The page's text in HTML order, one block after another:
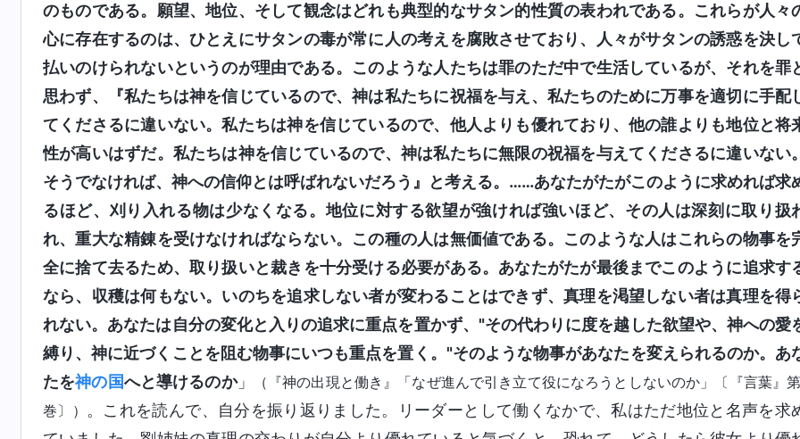
のものである。願望、地位、そして観念はどれも典型的なサタン的性質の表われである。これらが人々
心に存在するのは、ひとえにサタンの毒が常に人の考えを腐敗させており、人々がサタンの誘惑を決し
払いのけられないというのが理由である。このような人たちは罪のただ中で生活しているが、それを罪
思わず、『私たちは神を信じているので、神は私たちに祝福を与え、私たちのために万事を適切に手配
てくださるに違いない。私たちは神を信じているので、他人よりも優れており、他の誰よりも地位と将
性が高いはずだ。私たちは神を信じているので、神は私たちに無限の祝福を与えてくださるに違いない。
そうでなければ、神への信仰とは呼ばれないだろう』と考える。……あなたがたがこのように求めれば求
るほど、刈り入れる物は少なくなる。地位に対する欲望が強ければ強いほど、その人は深刻に取り扱
れ、重大な精錬を受けなければならない。この種の人は無価値である。このような人はこれらの物事を
全に捨て去るため、取り扱いと裁きを十分受ける必要がある。あなたがたが最後までこのように追求す
なら、収穫は何もない。いのちを追求しない者が変わることはできず、真理を渇望しない者は真理を得
れない。あなたは自分の変化と入りの追求に重点を置かず、"その代わりに度を越した欲望や、神への愛
縛り、神に近づくことを阻む物事にいつも重点を置く。"そのような物事があなたを変えられるのか。あ
たを神の国へと導けるのか」
（『神の出現と働き』「なぜ進んで引き立て役になろうとしないのか」〔『言葉』
巻〕） 。これを読んで、自分を振り返りました。リーダーとして働くなかで、私はただ地位と名声を求